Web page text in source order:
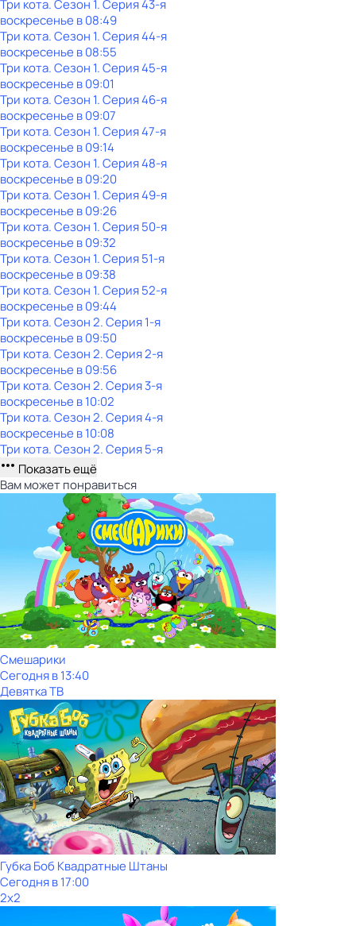
Три кота. Сезон 1. Серия 43-я
воскресенье в08:49
Три кота. Сезон 1. Серия 44-я
воскресенье в08:55
Три кота. Сезон 1. Серия 45-я
воскресенье в09:01
Три кота. Сезон 1. Серия 46-я
воскресенье в09:07
Три кота. Сезон 1. Серия 47-я
воскресенье в09:14
Три кота. Сезон 1. Серия 48-я
воскресенье в09:20
Три кота. Сезон 1. Серия 49-я
воскресенье в09:26
Три кота. Сезон 1. Серия 50-я
воскресенье в09:32
Три кота. Сезон 1. Серия 51-я
воскресенье в09:38
Три кота. Сезон 1. Серия 52-я
воскресенье в09:44
Три кота. Сезон 2. Серия 1-я
воскресенье в09:50
Три кота. Сезон 2. Серия 2-я
воскресенье в09:56
Три кота. Сезон 2. Серия 3-я
воскресенье в10:02
Три кота. Сезон 2. Серия 4-я
воскресенье в10:08
Три кота. Сезон 2. Серия 5-я
Показать ещё
Вам может понравиться
Смешарики
Сегодня в 13:40
Девятка ТВ
Губка Боб Квадратные Штаны
Сегодня в 17:00
2x2